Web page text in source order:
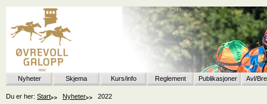
Nyheter Skjema Kurs/info Reglement Publikasjoner Avl/
Du er her: Start Nyheter 2022